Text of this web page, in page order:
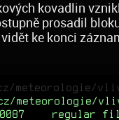
kovadlin
prosadil
ke konci
meteorologie/
meteorologie/
regular